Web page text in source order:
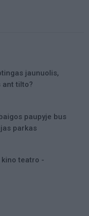
jaunuolis,
ant tilto?
paupyje bus
parkas
teatro -